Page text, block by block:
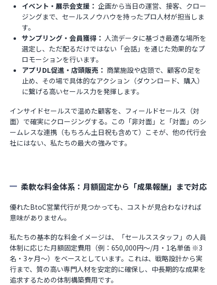
イベント・展示会支援： 企画から当日の運営、接客、クロー
ジングまで、セールスノウハウを持ったプロ人材が担当しま
す。
サンプリング・会員獲得： 人流データに基づき最適な場所を
選定し、ただ配るだけではない「会話」を通じた効果的なプ
ロモーションを行います。
アプリDL促進・店頭販売： 商業施設や店頭で、顧客の足を
止め、その場で具体的なアクション（ダウンロード、購入）
に繋げる高いセールス力を発揮します。
インサイドセールスで温めた顧客を、フィールドセールス（対
面）で確実にクロージングする。この「非対面」と「対面」のシ
ームレスな連携（もちろん土日祝も含めて）こそが、他の代行会
社にはない、私たちの最大の強みです。
柔軟な料金体系：月額固定から「成果報酬」まで対応
優れたBtoC営業代行が見つかっても、コストが見合わなければ
意味がありません。
私たちの基本的な料金イメージは、「セールススタッフ」の人員
体制に応じた月額固定費用（例：650,000円～/月・1名単価 ※3
名・3ヶ月～）をベースとしています。これは、戦略設計から実
行まで、質の高い専門人材を安定的に確保し、中長期的な成果を
追求するための体制構築費用です。